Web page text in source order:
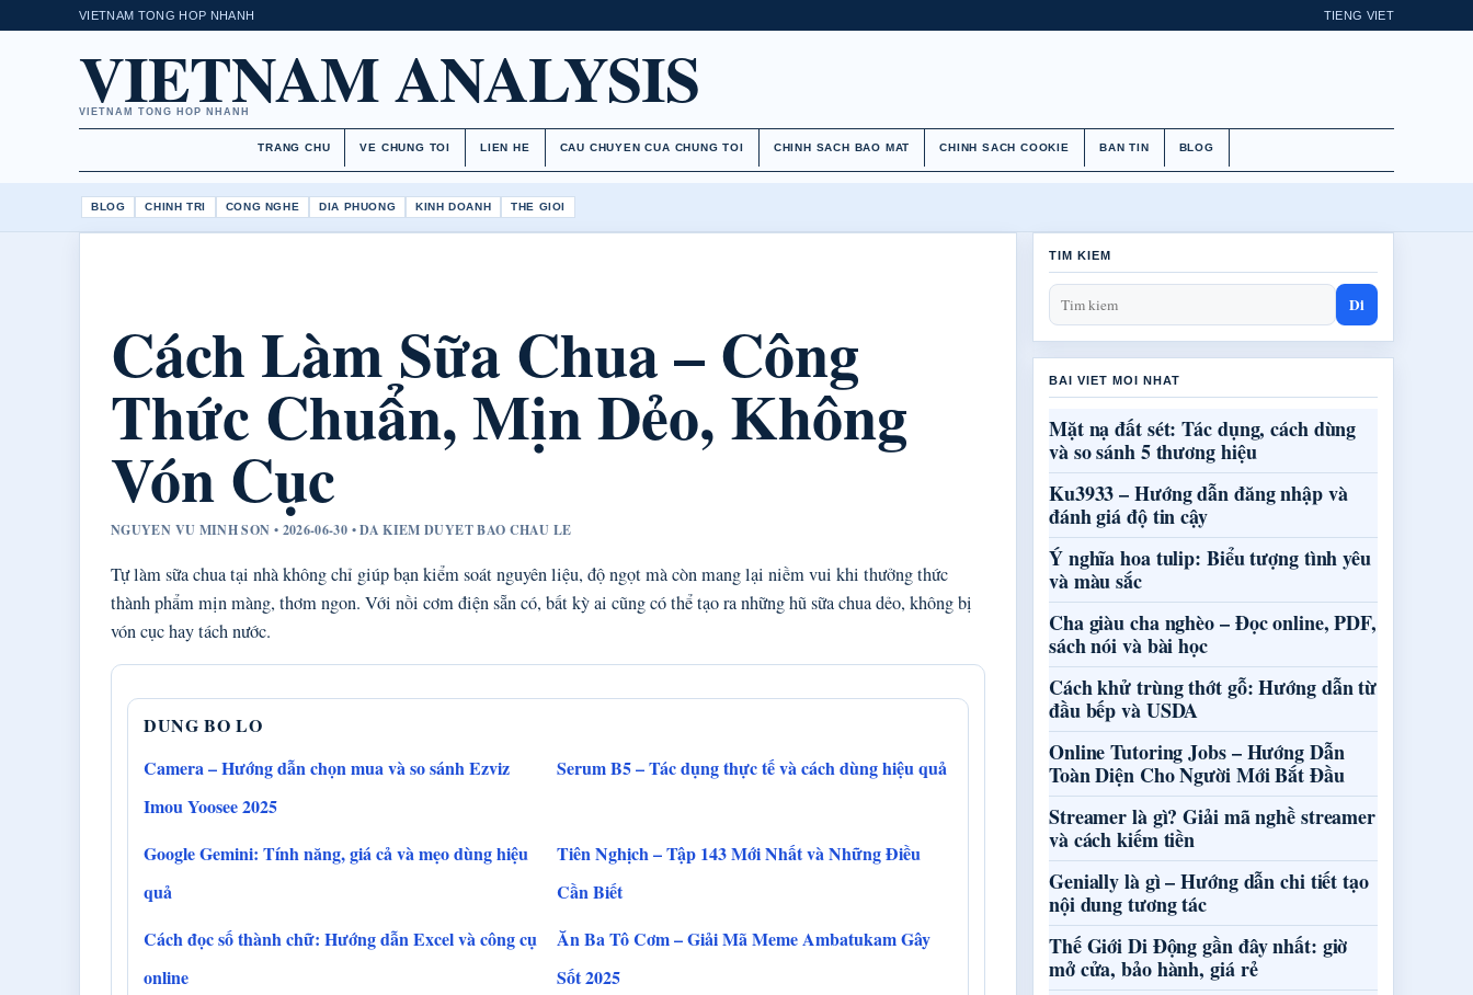
VIETNAM TONG HOP NHANH TIENG VIET
VIETNAM ANALYSIS
VIETNAM TONG HOP NHANH
TRANG CHU VE CHUNG TOI LIEN HE CAU CHUYEN CUA CHUNG TOI CHINH SACH BAO MAT CHINH SACH COOKIE BAN TIN BLOG
BLOG CHINH TRI CONG NGHE DIA PHUONG KINH DOANH THE GIOI
Cách Làm Sữa Chua – Công
Thức Chuẩn, Mịn Dẻo, Không
Vón Cục
NGUYEN VU MINH SON • 2026-06-30 • DA KIEM DUYET BAO CHAU LE
Tự làm sữa chua tại nhà không chỉ giúp bạn kiểm soát nguyên liệu, độ ngọt mà còn mang lại niềm vui khi thưởng thức
thành phẩm mịn màng, thơm ngon. Với nồi cơm điện sẵn có, bất kỳ ai cũng có thể tạo ra những hũ sữa chua dẻo, không bị
vón cục hay tách nước.
DUNG BO LO
Camera – Hướng dẫn chọn mua và so sánh Ezviz
Imou Yoosee 2025
Serum B5 – Tác dụng thực tế và cách dùng hiệu quả
Google Gemini: Tính năng, giá cả và mẹo dùng hiệu
quả
Tiên Nghịch – Tập 143 Mới Nhất và Những Điều
Cần Biết
Cách đọc số thành chữ: Hướng dẫn Excel và công cụ
online
Ăn Ba Tô Cơm – Giải Mã Meme Ambatukam Gây
Sốt 2025
TIM KIEM
Di
BAI VIET MOI NHAT
Mặt nạ đất sét: Tác dụng, cách dùng
và so sánh 5 thương hiệu
Ku3933 – Hướng dẫn đăng nhập và
đánh giá độ tin cậy
Ý nghĩa hoa tulip: Biểu tượng tình yêu
và màu sắc
Cha giàu cha nghèo – Đọc online, PDF,
sách nói và bài học
Cách khử trùng thớt gỗ: Hướng dẫn từ
đầu bếp và USDA
Online Tutoring Jobs – Hướng Dẫn
Toàn Diện Cho Người Mới Bắt Đầu
Streamer là gì? Giải mã nghề streamer
và cách kiếm tiền
Genially là gì – Hướng dẫn chi tiết tạo
nội dung tương tác
Thế Giới Di Động gần đây nhất: giờ
mở cửa, bảo hành, giá rẻ